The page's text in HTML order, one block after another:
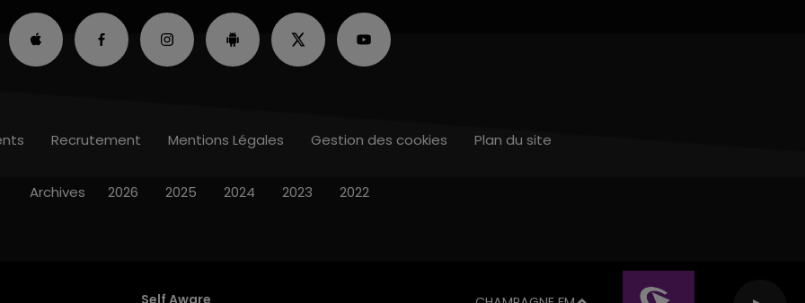
Self Aware
Recrutement Mentions Légales Gestion des cookies Plan du site
Archives 2026 2025 2024 2023 2022